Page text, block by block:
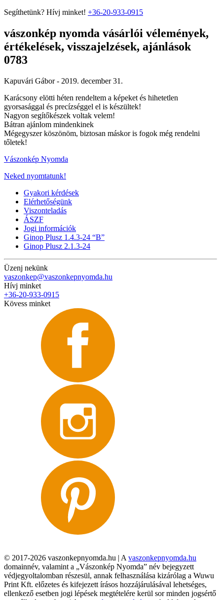
Segíthetünk? Hívj minket! +36-20-933-0915
vászonkép nyomda vásárlói vélemények,
értékelések, visszajelzések, ajánlások
0783
Kapuvári Gábor - 2019. december 31.
Karácsony elötti héten rendeltem a képeket és hihetetlen
gyorsasággal és precízséggel el is készültek!
Nagyon segítőkészek voltak velem!
Bátran ajánlom mindenkinek
Mégegyszer köszönöm, biztosan máskor is fogok még rendelni
tőletek!
Vászonkép Nyomda
Neked nyomtatunk!
Gyakori kérdések
Elérhetőségünk
Viszonteladás
ÁSZF
Jogi információk
Ginop Plusz 1.4.3-24 “B”
Ginop Plusz 2.1.3-24
Üzenj nekünk
vaszonkep@vaszonkepnyomda.hu
Hívj minket
+36-20-933-0915
Kövess minket
© 2017-2026 vaszonkepnyomda.hu | A vaszonkepnyomda.hu
domainnév, valamint a „Vászonkép Nyomda” név bejegyzett
védjegyoltalomban részesül, annak felhasználása kizárólag a Wuwu
Print Kft. előzetes és kifejezett írásos hozzájárulásával lehetséges,
ellenkező esetben jogi lépések megtételére kerül sor minden jogsértő